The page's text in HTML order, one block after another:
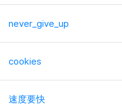
never_give_up
cookies
速度要快